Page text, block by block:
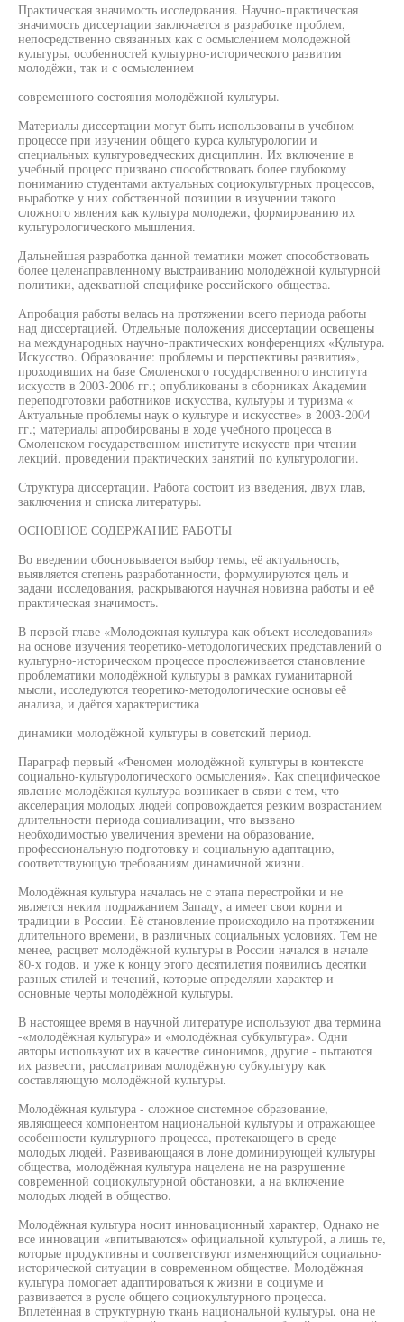
Практическая значимость исследования. Научно-практическая
значимость диссертации заключается в разработке проблем,
непосредственно связанных как с осмыслением молодежной
культуры, особенностей культурно-исторического развития
молодёжи, так и с осмыслением
современного состояния молодёжной культуры.
Материалы диссертации могут быть использованы в учебном
процессе при изучении общего курса культурологии и
специальных культуроведческих дисциплин. Их включение в
учебный процесс призвано способствовать более глубокому
пониманию студентами актуальных социокультурных процессов,
выработке у них собственной позиции в изучении такого
сложного явления как культура молодежи, формированию их
культурологического мышления.
Дальнейшая разработка данной тематики может способствовать
более целенаправленному выстраиванию молодёжной культурной
политики, адекватной специфике российского общества.
Апробация работы велась на протяжении всего периода работы
над диссертацией. Отдельные положения диссертации освещены
на международных научно-практических конференциях «Культура.
Искусство. Образование: проблемы и перспективы развития»,
проходивших на базе Смоленского государственного института
искусств в 2003-2006 гг.; опубликованы в сборниках Академии
переподготовки работников искусства, культуры и туризма «
Актуальные проблемы наук о культуре и искусстве» в 2003-2004
гг.; материалы апробированы в ходе учебного процесса в
Смоленском государственном институте искусств при чтении
лекций, проведении практических занятий по культурологии.
Структура диссертации. Работа состоит из введения, двух глав,
заключения и списка литературы.
ОСНОВНОЕ СОДЕРЖАНИЕ РАБОТЫ
Во введении обосновывается выбор темы, её актуальность,
выявляется степень разработанности, формулируются цель и
задачи исследования, раскрываются научная новизна работы и её
практическая значимость.
В первой главе «Молодежная культура как объект исследования»
на основе изучения теоретико-методологических представлений о
культурно-историческом процессе прослеживается становление
проблематики молодёжной культуры в рамках гуманитарной
мысли, исследуются теоретико-методологические основы её
анализа, и даётся характеристика
динамики молодёжной культуры в советский период.
Параграф первый «Феномен молодёжной культуры в контексте
социально-культурологического осмысления». Как специфическое
явление молодёжная культура возникает в связи с тем, что
акселерация молодых людей сопровождается резким возрастанием
длительности периода социализации, что вызвано
необходимостью увеличения времени на образование,
профессиональную подготовку и социальную адаптацию,
соответствующую требованиям динамичной жизни.
Молодёжная культура началась не с этапа перестройки и не
является неким подражанием Западу, а имеет свои корни и
традиции в России. Её становление происходило на протяжении
длительного времени, в различных социальных условиях. Тем не
менее, расцвет молодёжной культуры в России начался в начале
80-х годов, и уже к концу этого десятилетия появились десятки
разных стилей и течений, которые определяли характер и
основные черты молодёжной культуры.
В настоящее время в научной литературе используют два термина
-«молодёжная культура» и «молодёжная субкультура». Одни
авторы используют их в качестве синонимов, другие - пытаются
их развести, рассматривая молодёжную субкультуру как
составляющую молодёжной культуры.
Молодёжная культура - сложное системное образование,
являющееся компонентом национальной культуры и отражающее
особенности культурного процесса, протекающего в среде
молодых людей. Развивающаяся в лоне доминирующей культуры
общества, молодёжная культура нацелена не на разрушение
современной социокультурной обстановки, а на включение
молодых людей в общество.
Молодёжная культура носит инновационный характер, Однако не
все инновации «впитываются» официальной культурой, а лишь те,
которые продуктивны и соответствуют изменяющийся социально-
исторической ситуации в современном обществе. Молодёжная
культура помогает адаптироваться к жизни в социуме и
развивается в русле общего социокультурного процесса.
Вплетённая в структурную ткань национальной культуры, она не